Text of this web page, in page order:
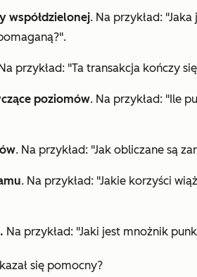
współdzielonej. Na przykład:
przykład: "Ta transakcja kończy
poziomów. Na przykład: "Ile
. Na przykład: "Jak obliczane są
. Na przykład: "Jakie korzyści
Na przykład: "Jaki jest mnożnik
się pomocny?